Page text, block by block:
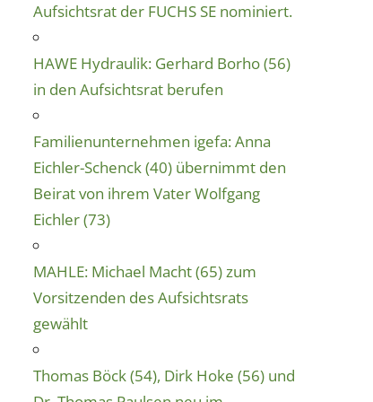
Aufsichtsrat der FUCHS SE nominiert.
HAWE Hydraulik: Gerhard Borho (56)
in den Aufsichtsrat berufen
Familienunternehmen igefa: Anna
Eichler-Schenck (40) übernimmt den
Beirat von ihrem Vater Wolfgang
Eichler (73)
MAHLE: Michael Macht (65) zum
Vorsitzenden des Aufsichtsrats
gewählt
Thomas Böck (54), Dirk Hoke (56) und